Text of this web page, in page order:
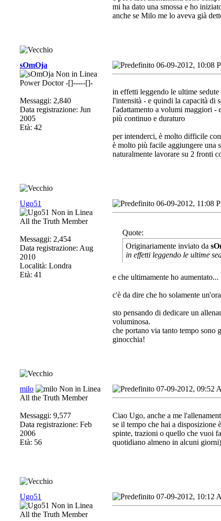
mi ha dato una smossa e ho
anche se Milo me lo aveva già
sOmOja
Power Doctor -[]-----[]-
Messaggi: 2,840
Data registrazione: Jun
2005
Età: 42
06-09-2012, 10:08
in effetti leggendo le ultime
l'intensità - e quindi la capacità di
l'adattamento a volumi maggiori -
più continuo e duraturo
per intenderci, è molto difficile
è molto più facile aggiungere una
naturalmente lavorare su 2 fronti
Ugo51
All the Truth Member
Messaggi: 2,454
Data registrazione: Aug
2010
Località: Londra
Età: 41
06-09-2012, 11:08
Quote:
Originariamente inviato da
in effetti leggendo le ultime
e che ultimamente ho aumentato...
c'è da dire che ho solamente
sto pensando di dedicare un
voluminosa.
che portano via tanto tempo sono
ginocchia!
milo
All the Truth Member
Messaggi: 9,577
Data registrazione: Feb
2006
Età: 56
07-09-2012, 09:52
Ciao Ugo, anche a me
se il tempo che hai a disposizione
spinte, trazioni o quello che vuoi
quotidiano almeno in alcuni
Ugo51
All the Truth Member
07-09-2012, 10:12